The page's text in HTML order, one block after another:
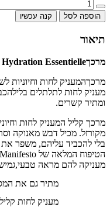
הוספה לסל קנה עכשיו
תיאור
מרכךEssentielle
מרכךהמעניק לחות וחיוניות
מעניק לחות לתלתלים
ומתיר קשרים.
מרכך קליל המעניק לחות
מקורזל. מכיל דבש מאנוקה
בלי להכביד עליהם, משפר
הטיפוח המלאה של
מעניקה להם מראה טבעי,גמיש
מתיר גם את
מעניק לחות